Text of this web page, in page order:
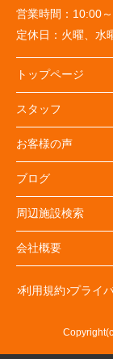
営業時間： 10:00
定休日： 火曜、水
トップページ
スタッフ
お客様の声
ブログ
周辺施設検索
会社概要
利用規約 プライ